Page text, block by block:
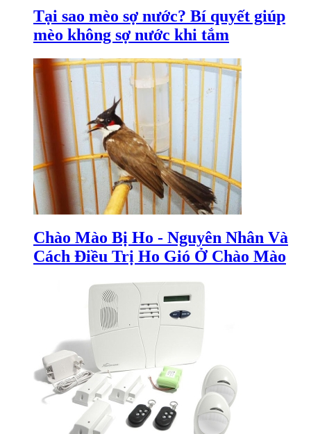
Tại sao mèo sợ nước? Bí quyết giúp
mèo không sợ nước khi tắm
Chào Mào Bị Ho - Nguyên Nhân Và
Cách Điều Trị Ho Gió Ở Chào Mào